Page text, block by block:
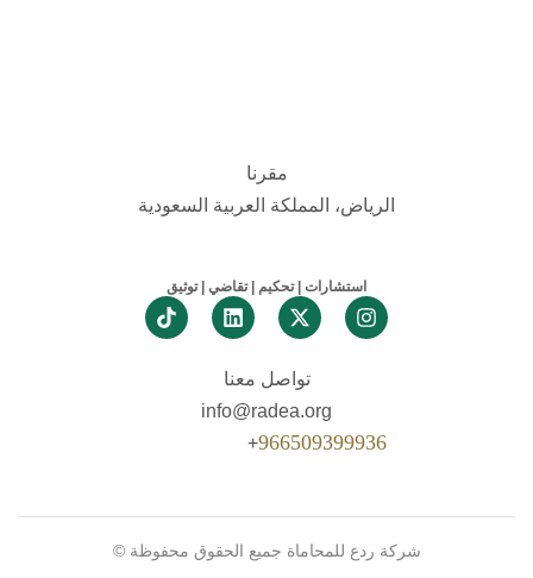
مقرنا
الرياض، المملكة العربية السعودية
استشارات | تحكيم | تقاضي | توثيق
Instagram
X-twitter
Linkedin
تواصل معنا
info@radea.org
966509399936
+
شركة ردع للمحاماة جميع الحقوق محفوظة ©